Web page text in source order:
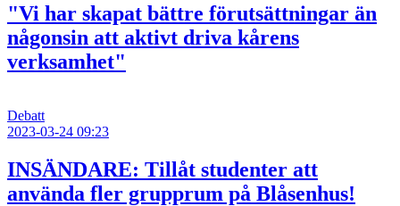
"Vi har skapat bättre förutsättningar än
någonsin att aktivt driva kårens
verksamhet"
Debatt
2023-03-24 09:23
INSÄNDARE: Tillåt studenter att
använda fler grupprum på Blåsenhus!